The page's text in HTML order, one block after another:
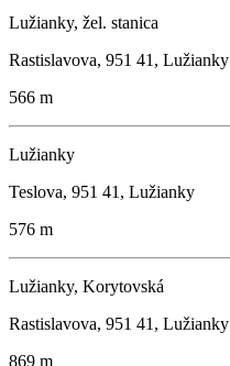
Lužianky, žel. stanica
Rastislavova, 951 41, Lužianky
566 m
Lužianky
Teslova, 951 41, Lužianky
576 m
Lužianky, Korytovská
Rastislavova, 951 41, Lužianky
869 m